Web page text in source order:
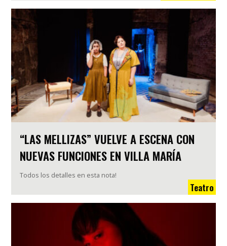
“LAS MELLIZAS” VUELVE A ESCENA CON
NUEVAS FUNCIONES EN VILLA MARÍA
Todos los detalles en esta nota!
Teatro